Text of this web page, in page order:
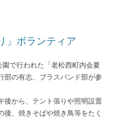
」ボランティア
で行われた「老松西町内会夏
部の有志、ブラスバンド部が参
から、テント張りや照明設置
、焼きそばや焼き鳥等をたく